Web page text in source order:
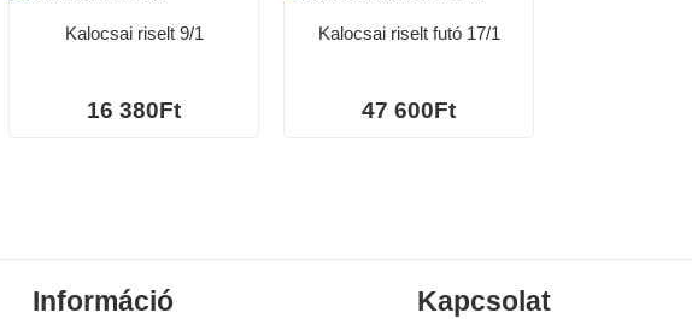
Kalocsai riselt 9/1
16 380Ft
Kalocsai riselt futó 17/1
47 600Ft
Információ Kapcsolat